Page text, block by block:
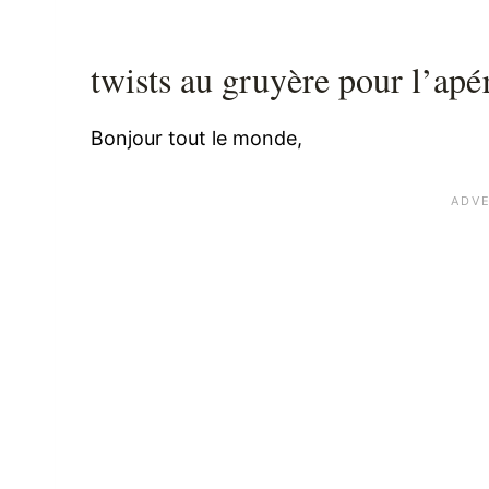
twists au gruyère pour
Bonjour tout le monde,